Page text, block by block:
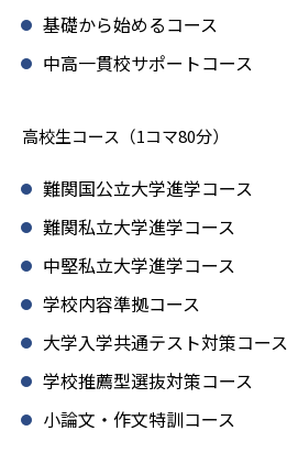
基礎から始めるコース
中高一貫校サポートコース
高校生コース（1コマ80分）
難関国公立大学進学コース
難関私立大学進学コース
中堅私立大学進学コース
学校内容準拠コース
大学入学共通テスト対策コース
学校推薦型選抜対策コース
小論文・作文特訓コース